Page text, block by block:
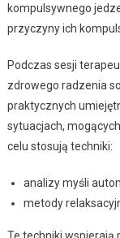
kompulsywnego
przyczyny ich
Podczas sesji
zdrowego radzenia
praktycznych
sytuacjach,
celu stosują techniki:
analizy myśli
metody
Te techniki wspierają